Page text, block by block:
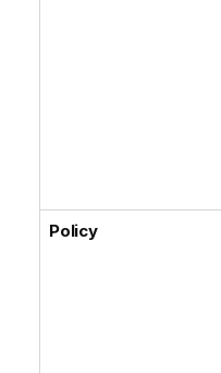
Policy